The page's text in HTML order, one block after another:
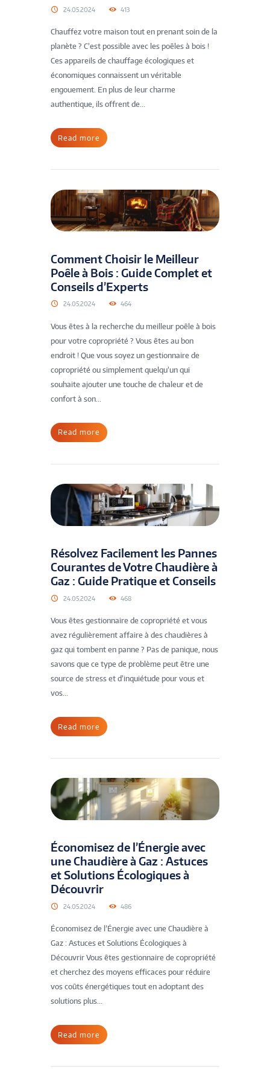
24.05.2024 413
Chauffez votre maison tout en prenant soin de la
planète ? C’est possible avec les poêles à bois !
Ces appareils de chauffage écologiques et
économiques connaissent un véritable
engouement. En plus de leur charme
authentique, ils offrent de...
Read more
Comment Choisir le Meilleur
Poêle à Bois : Guide Complet et
Conseils d’Experts
24.05.2024 464
Vous êtes à la recherche du meilleur poêle à bois
pour votre copropriété ? Vous êtes au bon
endroit ! Que vous soyez un gestionnaire de
copropriété ou simplement quelqu’un qui
souhaite ajouter une touche de chaleur et de
confort à son...
Read more
Résolvez Facilement les Pannes
Courantes de Votre Chaudière à
Gaz : Guide Pratique et Conseils
24.05.2024 468
Vous êtes gestionnaire de copropriété et vous
avez régulièrement affaire à des chaudières à
gaz qui tombent en panne ? Pas de panique, nous
savons que ce type de problème peut être une
source de stress et d’inquiétude pour vous et
vos...
Read more
Économisez de l’Énergie avec
une Chaudière à Gaz : Astuces
et Solutions Écologiques à
Découvrir
24.05.2024 486
Économisez de l’Énergie avec une Chaudière à
Gaz : Astuces et Solutions Écologiques à
Découvrir Vous êtes gestionnaire de copropriété
et cherchez des moyens efficaces pour réduire
vos coûts énergétiques tout en adoptant des
solutions plus...
Read more